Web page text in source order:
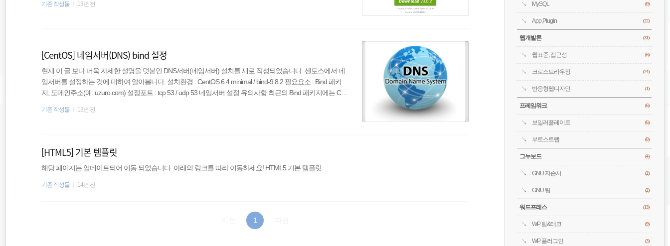
================================================= */ /** * HTML5에 새로 추가된 요소들을 블럭으로
기존 작성물 13년 전
[CentOS] 네임서버(DNS) bind 설정
현재 이 글 보다 더욱 자세한 설명을 덧붙인 DNS서버(네임서버) 설치를 새로 작성되었습니다. 센토스에서 네
임서버를 설정하는 것에 대하여 알아봅니다. 설치환경 : CentOS 6.4 minimal / bind-9.8.2 필요요소 : Bind 패키
지, 도메인주소(예: uzuro.com) 설정포트 : tcp 53 / udp 53 네임서버 설정 유의사항 최근의 Bind 패키지에는 Chr
등록 도메인을 구입하고, 구입한 곳에서 호스트 등록을 완료합니다. 2. Bind 패키지 설치 필자는 CentOS를 최
기존 작성물 13년 전
[HTML5] 기본 템플릿
해당 페이지는 업데이트되어 이동 되었습니다. 아래의 링크를 따라 이동하세요! HTML5 기본 템플릿
기존 작성물 14년 전
1
MySQL (0)
App,Plugin (22)
웹개발론 (31)
웹표준, 접근성 (6)
크로스브라우징 (24)
반응형웹디자인 (1)
프레임워크 (6)
보일러플레이트 (6)
부트스트랩 (0)
그누보드 (4)
GNU 자습서 (2)
GNU 팁 (2)
워드프레스 (13)
WP 팁&테크 (9)
WP 플러그인 (3)